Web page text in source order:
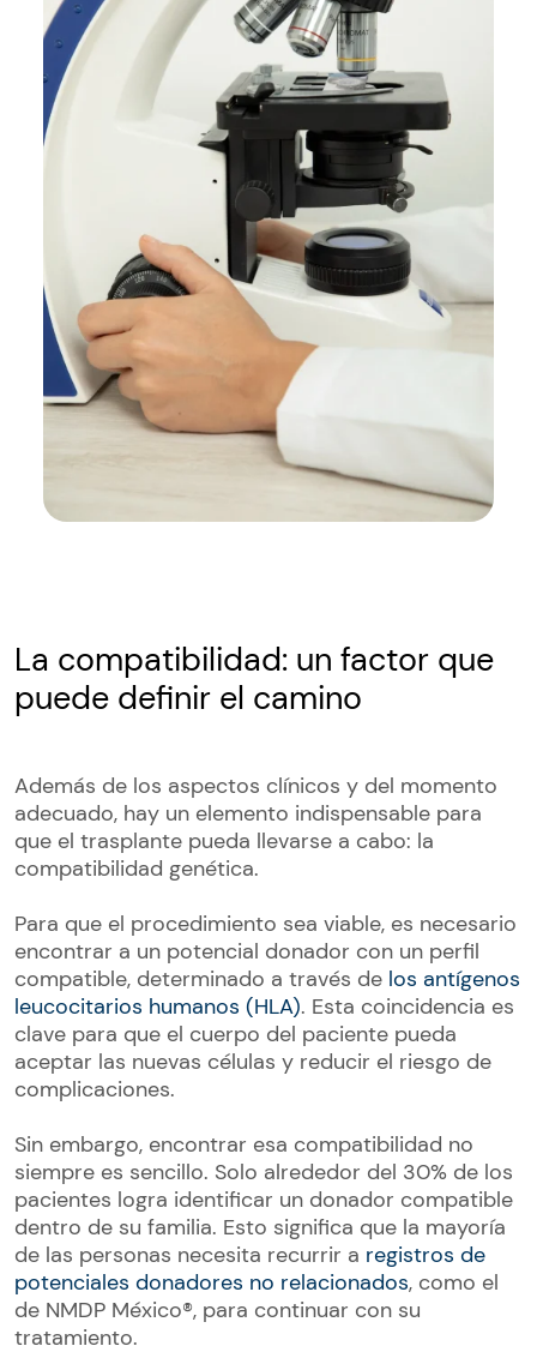
La compatibilidad: un factor que
puede definir el camino
Además de los aspectos clínicos y del momento
adecuado, hay un elemento indispensable para
que el trasplante pueda llevarse a cabo: la
compatibilidad genética.
Para que el procedimiento sea viable, es necesario
encontrar a un potencial donador con un perfil
compatible, determinado a través de los antígenos
leucocitarios humanos (HLA). Esta coincidencia es
clave para que el cuerpo del paciente pueda
aceptar las nuevas células y reducir el riesgo de
complicaciones.
Sin embargo, encontrar esa compatibilidad no
siempre es sencillo. Solo alrededor del 30% de los
pacientes logra identificar un donador compatible
dentro de su familia. Esto significa que la mayoría
de las personas necesita recurrir a registros de
potenciales donadores no relacionados, como el
de NMDP México®, para continuar con su
tratamiento.